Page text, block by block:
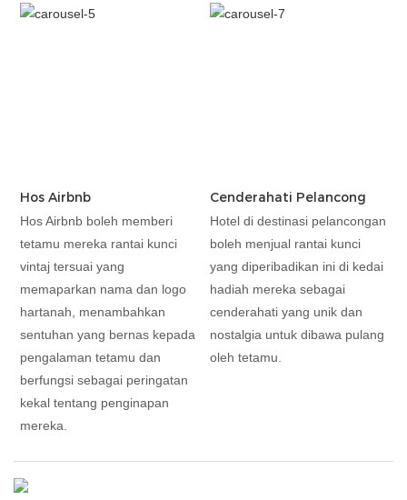
Hos Airbnb
Hos Airbnb boleh memberi
tetamu mereka rantai kunci
vintaj tersuai yang
memaparkan nama dan logo
hartanah, menambahkan
sentuhan yang bernas kepada
pengalaman tetamu dan
berfungsi sebagai peringatan
kekal tentang penginapan
mereka.
Cenderahati Pelancong
Hotel di destinasi pelancongan
boleh menjual rantai kunci
yang diperibadikan ini di kedai
hadiah mereka sebagai
cenderahati yang unik dan
nostalgia untuk dibawa pulang
oleh tetamu.